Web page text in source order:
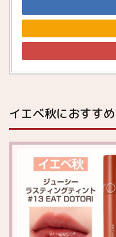
イエベ秋におすす